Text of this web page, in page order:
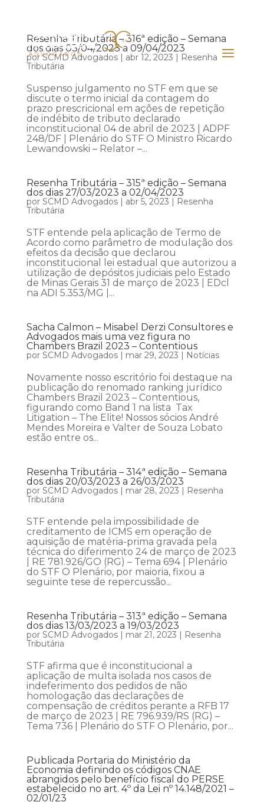
Resenha Tributária – 316ª edição – Semana
dos dias 03/04/2023 a 09/04/2023
porSCMD Advogados| abr 12, 2023 | Resenha
Tributária
Suspenso julgamento no STF em que se
discute o termo inicial da contagem do
prazo prescricional em ações de repetição
de indébito de tributo declarado
inconstitucional 04 de abril de 2023 | ADPF
248/DF | Plenário do STF O Ministro Ricardo
Lewandowski – Relator –...
Resenha Tributária – 315ª edição – Semana
dos dias 27/03/2023 a 02/04/2023
por SCMD Advogados| abr 5, 2023 | Resenha
Tributária
STF entende pela aplicação de Termo de
Acordo como parâmetro de modulação dos
efeitos da decisão que declarou
inconstitucional lei estadual que autorizou a
utilização de depósitos judiciais pelo Estado
de Minas Gerais 31 de março de 2023 | EDcl
na ADI 5.353/MG |...
Sacha Calmon – Misabel Derzi Consultores e
Advogados mais uma vez figura no
Chambers Brazil 2023 – Contentious
por SCMD Advogados| mar 29, 2023 | Notícias
Novamente nosso escritório foi destaque na
publicação do renomado ranking jurídico
Chambers Brazil 2023 – Contentious,
figurando como Band 1 na lista Tax
Litigation – The Elite! Nossos sócios André
Mendes Moreira e Valter de Souza Lobato
estão entre os...
Resenha Tributária – 314ª edição – Semana
dos dias 20/03/2023 a 26/03/2023
por SCMD Advogados| mar 28, 2023 | Resenha
Tributária
STF entende pela impossibilidade de
creditamento de ICMS em operação de
aquisição de matéria-prima gravada pela
técnica do diferimento 24 de março de 2023
| RE 781.926/GO (RG) – Tema 694 | Plenário
do STF O Plenário, por maioria, fixou a
seguinte tese de repercussão...
Resenha Tributária – 313ª edição – Semana
dos dias 13/03/2023 a 19/03/2023
por SCMD Advogados| mar 21, 2023 | Resenha
Tributária
STF afirma que é inconstitucional a
aplicação de multa isolada nos casos de
indeferimento dos pedidos de não
homologação das declarações de
compensação de créditos perante a RFB 17
de março de 2023 | RE 796.939/RS (RG) –
Tema 736 | Plenário do STF O Plenário, por...
Publicada Portaria do Ministério da
Economia definindo os códigos CNAE
abrangidos pelo benefício fiscal do PERSE
estabelecido no art. 4º da Lei nº 14.148/2021 –
02/01/23